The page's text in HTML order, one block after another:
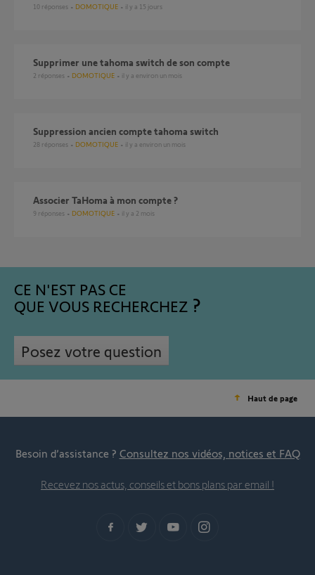
10 réponses DOMOTIQUE il y a 15 jours
supprimer une tahoma switch de son compte
2 réponses DOMOTIQUE il y a environ un mois
Suppression ancien compte tahoma switch
28 réponses DOMOTIQUE il y a environ un mois
Associer TaHoma à mon compte ?
9 réponses DOMOTIQUE il y a 2 mois
CE N'EST PAS CE
QUE VOUS RECHERCHEZ
Posez votre question
Haut de page
Besoin d’assistance ? Consultez nos vidéos, notices et FAQ
Recevez nos actus, conseils et bons plans par email !